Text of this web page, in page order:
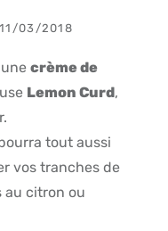
11/03/2018
crème de
Lemon Curd,
tout aussi
vos tranches de
au citron ou